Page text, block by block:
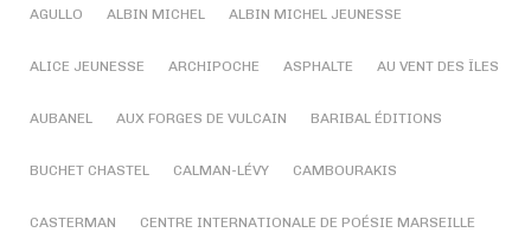
AGULLO ALBIN MICHEL ALBIN MICHEL JEUNESSE
ALICE JEUNESSE ARCHIPOCHE ASPHALTE AU VENT DES ÎLES
AUBANEL AUX FORGES DE VULCAIN BARIBAL ÉDITIONS
BUCHET CHASTEL CALMAN-LÉVY CAMBOURAKIS
CASTERMAN CENTRE INTERNATIONALE DE POÉSIE MARSEILLE